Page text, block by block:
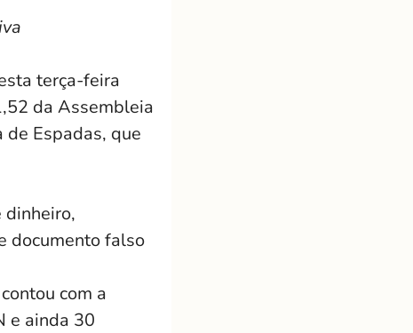
terça-feira
da Assembleia
Espadas, que
dinheiro,
documento falso
com a
e ainda 30